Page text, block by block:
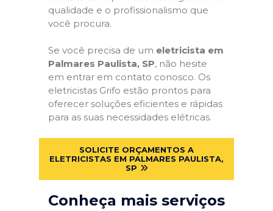
qualidade e o profissionalismo que
você procura.
Se você precisa de um eletricista em
Palmares Paulista, SP, não hesite
em entrar em contato conosco. Os
eletricistas Grifo estão prontos para
oferecer soluções eficientes e rápidas
para as suas necessidades elétricas.
SOLICITE ORÇAMENTOS A
ELETRICISTAS EM PALMARES PAULISTA,
SP
Conheça mais serviços